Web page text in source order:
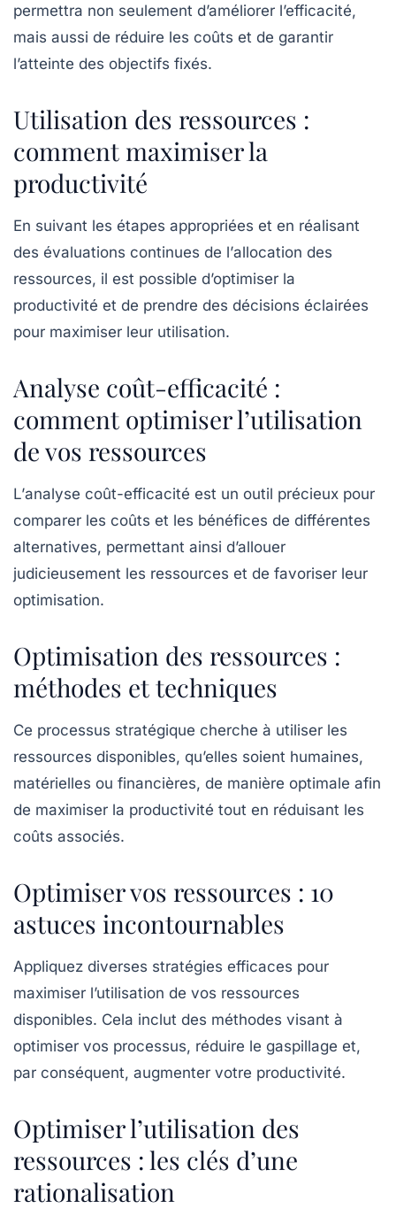
permettra non seulement d’améliorer l’efficacité,
mais aussi de réduire les coûts et de garantir
l’atteinte des objectifs fixés.
Utilisation des ressources :
comment maximiser la
productivité
En suivant les étapes appropriées et en réalisant
des évaluations continues de l’allocation des
ressources, il est possible d’optimiser la
productivité et de prendre des décisions éclairées
pour maximiser leur utilisation.
Analyse coût-efficacité :
comment optimiser l’utilisation
de vos ressources
L’analyse coût-efficacité est un outil précieux pour
comparer les coûts et les bénéfices de différentes
alternatives, permettant ainsi d’allouer
judicieusement les ressources et de favoriser leur
optimisation.
Optimisation des ressources :
méthodes et techniques
Ce processus stratégique cherche à utiliser les
ressources disponibles, qu’elles soient humaines,
matérielles ou financières, de manière optimale afin
de maximiser la productivité tout en réduisant les
coûts associés.
Optimiser vos ressources : 10
astuces incontournables
Appliquez diverses stratégies efficaces pour
maximiser l’utilisation de vos ressources
disponibles. Cela inclut des méthodes visant à
optimiser vos processus, réduire le gaspillage et,
par conséquent, augmenter votre productivité.
Optimiser l’utilisation des
ressources : les clés d’une
rationalisation